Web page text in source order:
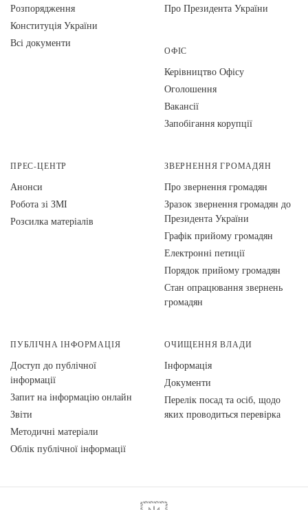
Розпорядження
Конституція України
Всі документи
Про Президента України
ОФІС
Керівництво Офісу
Оголошення
Вакансії
Запобігання корупції
ПРЕС-ЦЕНТР
Анонси
Робота зі ЗМІ
Розсилка матеріалів
ЗВЕРНЕННЯ ГРОМАДЯН
Про звернення громадян
Зразок звернення громадян до
Президента України
Графік прийому громадян
Електронні петиції
Порядок прийому громадян
Стан опрацювання звернень
громадян
ПУБЛІЧНА ІНФОРМАЦІЯ
Доступ до публічної
інформації
Запит на інформацію онлайн
Звіти
Методичні матеріали
Облік публічної інформації
ОЧИЩЕННЯ ВЛАДИ
Інформація
Документи
Перелік посад та осіб, щодо
яких проводиться перевірка